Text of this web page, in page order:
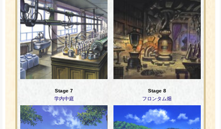
Stage 7
学内中庭
Stage 8
フロンタム畑